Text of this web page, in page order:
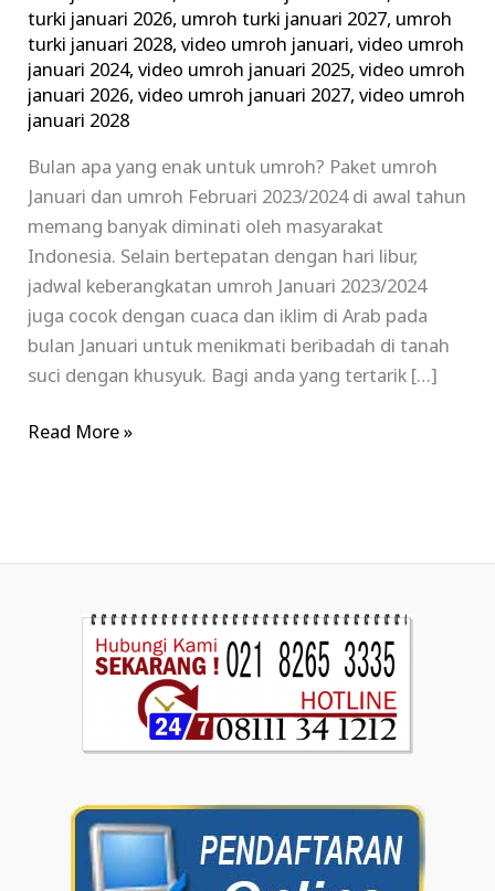
turki januari 2026, umroh turki januari 2027, umroh
turki januari 2028,video umroh januari,video umroh
januari 2024,video umroh januari 2025,video umroh
januari 2026,video umroh januari 2027,video umroh
januari 2028
Bulan apa yang enak untuk umroh? Paket umroh
Januari dan umroh Februari 2023/2024 di awal tahun
memang banyak diminati oleh masyarakat
Indonesia. Selain bertepatan dengan hari libur,
jadwal keberangkatan umroh Januari 2023/2024
juga cocok dengan cuaca dan iklim di Arab pada
bulan Januari untuk menikmati beribadah di tanah
suci dengan khusyuk. Bagi anda yang tertarik […]
Read More »